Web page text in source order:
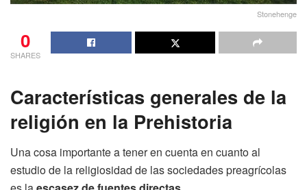
Stonehenge
0
SHARES
Características generales de la
religión en la Prehistoria
Una cosa importante a tener en cuenta en cuanto al
estudio de la religiosidad de las sociedades preagrícolas